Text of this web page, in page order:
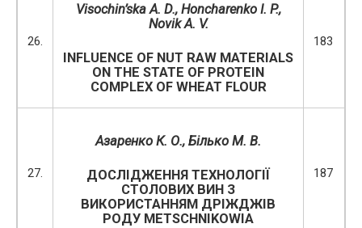
26.
Visochin’ska A. D., Honcharenko I. P.,
Novik A. V.
INFLUENCE OF NUT RAW MATERIALS
ON THE STATE OF PROTEIN
COMPLEX OF WHEAT FLOUR
183
27.
Азаренко К. О., Білько М. В.
ДОСЛІДЖЕННЯ ТЕХНОЛОГІЇ
СТОЛОВИХ ВИН З
ВИКОРИСТАННЯМ ДРІЖДЖІВ
РОДУ METSCHNIKOWIA
187